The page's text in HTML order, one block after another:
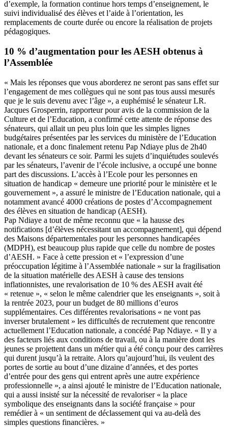
d’exemple, la formation continue hors temps d’enseignement, le
suivi individualisé des élèves et l’aide à l’orientation, les
remplacements de courte durée ou encore la réalisation de projets
pédagogiques.
10 % d’augmentation pour les AESH obtenus à
l’Assemblée
« Mais les réponses que vous aborderez ne seront pas sans effet sur
l’engagement de mes collègues qui ne sont pas tous aussi mesurés
que je le suis devenu avec l’âge », a euphémisé le sénateur LR.
Jacques Grosperrin, rapporteur pour avis de la commission de la
Culture et de l’Education, a confirmé cette attente de réponse des
sénateurs, qui allait un peu plus loin que les simples lignes
budgétaires présentées par les services du ministère de l’Education
nationale, et a donc finalement retenu Pap Ndiaye plus de 2h40
devant les sénateurs ce soir. Parmi les sujets d’inquiétudes soulevés
par les sénateurs, l’avenir de l’école inclusive, a occupé une bonne
part des discussions. L’accès à l’Ecole pour les personnes en
situation de handicap « demeure une priorité pour le ministère et le
gouvernement », a assuré le ministre de l’Education nationale, qui a
notamment avancé 4000 créations de postes d’Accompagnement
des élèves en situation de handicap (AESH).
Pap Ndiaye a tout de même reconnu que « la hausse des
notifications [d’élèves nécessitant un accompagnement], qui dépend
des Maisons départementales pour les personnes handicapées
(MDPH), est beaucoup plus rapide que celle du nombre de postes
d’AESH. » Face à cette pression et « l’expression d’une
préoccupation légitime à l’Assemblée nationale » sur la fragilisation
de la situation matérielle des AESH à cause des tensions
inflationnistes, une revalorisation de 10 % des AESH avait été
« retenue », « selon le même calendrier que les enseignants », soit à
la rentrée 2023, pour un budget de 80 millions d’euros
supplémentaires. Ces différentes revalorisations « ne vont pas
inverser brutalement » les difficultés de recrutement que rencontre
actuellement l’Education nationale, a concédé Pap Ndiaye. « Il y a
des facteurs liés aux conditions de travail, ou à la manière dont les
jeunes se projettent dans un métier qui a été conçu pour des carrières
qui durent jusqu’à la retraite. Alors qu’aujourd’hui, ils veulent des
portes de sortie au bout d’une dizaine d’années, et des portes
d’entrée pour des gens qui entrent après une autre expérience
professionnelle », a ainsi ajouté le ministre de l’Education nationale,
qui a aussi insisté sur la nécessité de revaloriser « la place
symbolique des enseignants dans la société française » pour
remédier à « un sentiment de déclassement qui va au-delà des
simples questions financières. »